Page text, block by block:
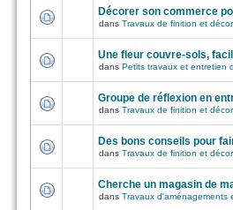
Décorer son commerce
dans Travaux de finition et
Une fleur couvre-sols,
dans Petits travaux et entretien
Groupe de réflexion en
dans Travaux de finition et
Des bons conseils pour
dans Travaux de finition et
Cherche un magasin de
dans Travaux d'aménagements